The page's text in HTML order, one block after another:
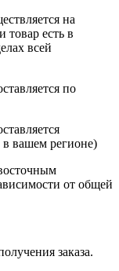
на
товар есть в
всей
по
вашем регионе)
от общей
заказа.